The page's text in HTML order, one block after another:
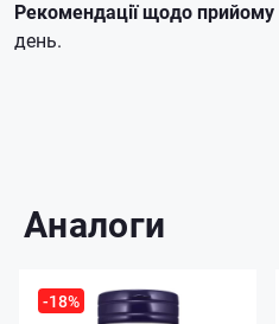
Рекомендації щодо прийому
день.
Аналоги
-18%